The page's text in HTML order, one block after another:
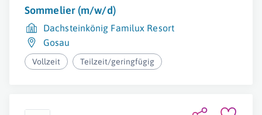
Sommelier (m/w/d)
Dachsteinkönig Familux Resort
Gosau
Vollzeit Teilzeit/geringfügig